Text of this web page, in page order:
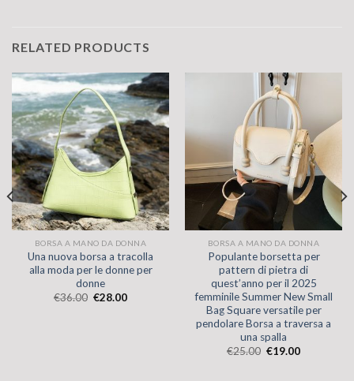
RELATED PRODUCTS
BORSA A MANO DA DONNA
Una nuova borsa a tracolla
alla moda per le donne per
donne
€36.00 €28.00
BORSA A MANO DA DONNA
Populante borsetta per
pattern di pietra di
quest’anno per il 2025
femminile Summer New Small
Bag Square versatile per
pendolare Borsa a traversa a
una spalla
€25.00 €19.00